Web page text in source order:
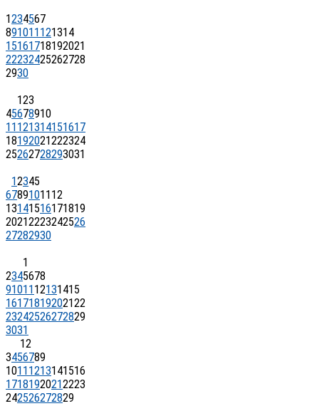
1234567
891011 121314
15161718192021
22232425262728
2930
123
45678910
11 121314151617
18192021222324
25262728293031
12345
67891011 12
13141516171819
20212223242526
27282930
1
2345678
91011 12131415
16171819202122
23242526272829
3031
12
3456789
1011 1213141516
17181920212223
242526272829